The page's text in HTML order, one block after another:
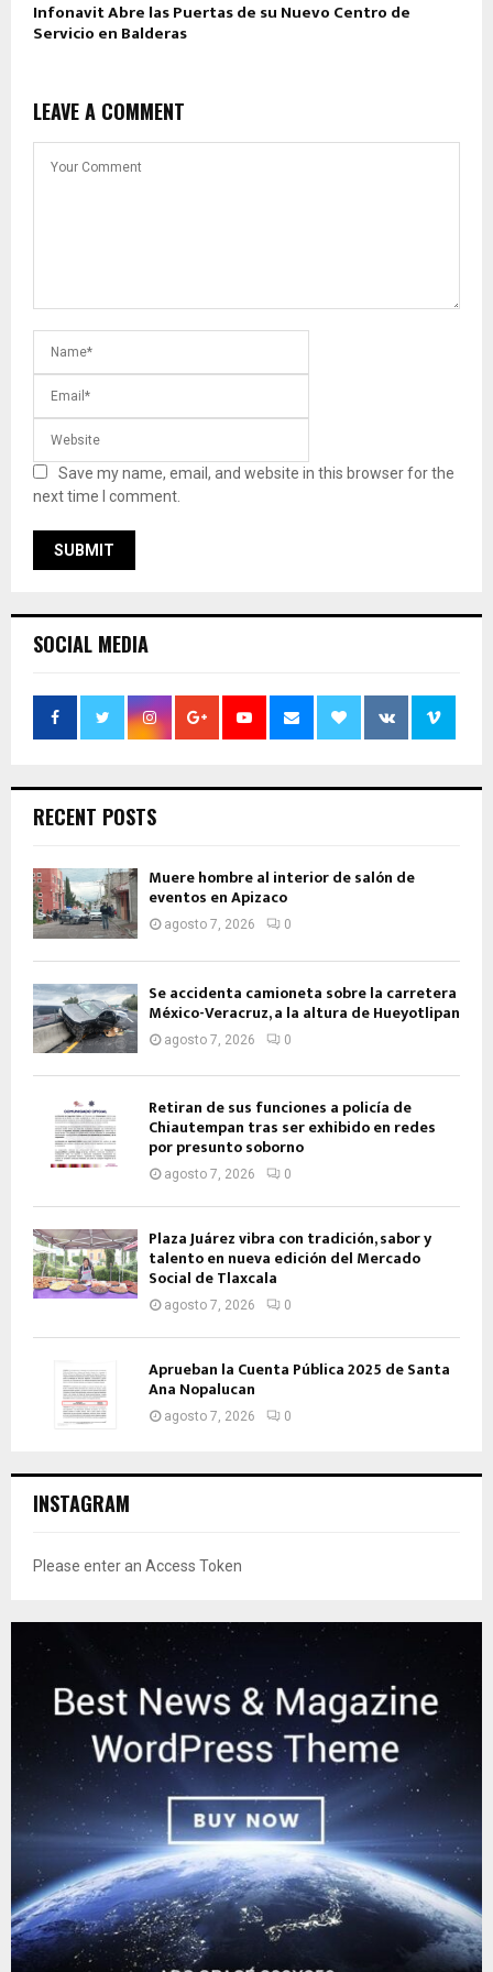
Infonavit Abre las Puertas de su Nuevo Centro de
Servicio en Balderas
LEAVE A COMMENT
Save my name, email, and website in this browser for the
next time I comment.
SOCIAL MEDIA
RECENT POSTS
Muere hombre al interior de salón de
eventos en Apizaco
agosto 7, 2026 0
Se accidenta camioneta sobre la carretera
México-Veracruz, a la altura de Hueyotlipan
agosto 7, 2026 0
Retiran de sus funciones a policía de
Chiautempan tras ser exhibido en redes
por presunto soborno
agosto 7, 2026 0
Plaza Juárez vibra con tradición, sabor y
talento en nueva edición del Mercado
Social de Tlaxcala
agosto 7, 2026 0
Aprueban la Cuenta Pública 2025 de Santa
Ana Nopalucan
agosto 7, 2026 0
INSTAGRAM
Please enter an Access Token